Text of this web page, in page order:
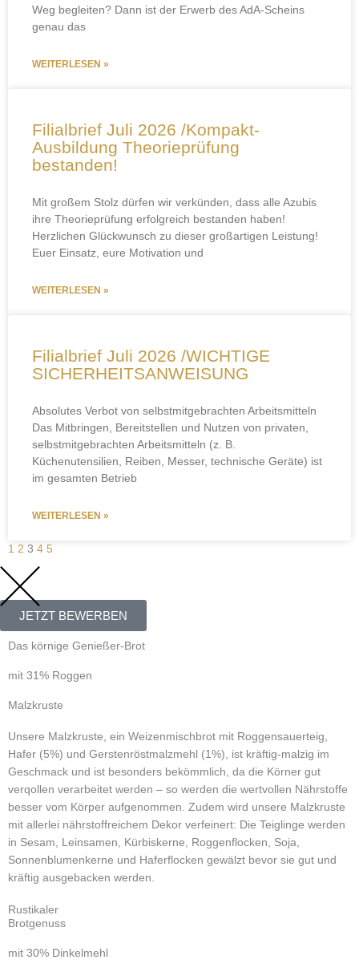
Weg begleiten? Dann ist der Erwerb des AdA-Scheins
genau das
WEITERLESEN »
Filialbrief Juli 2026 /Kompakt-
Ausbildung Theorieprüfung
bestanden!
Mit großem Stolz dürfen wir verkünden, dass alle Azubis
ihre Theorieprüfung erfolgreich bestanden haben!
Herzlichen Glückwunsch zu dieser großartigen Leistung!
Euer Einsatz, eure Motivation und
WEITERLESEN »
Filialbrief Juli 2026 /WICHTIGE
SICHERHEITSANWEISUNG
Absolutes Verbot von selbstmitgebrachten Arbeitsmitteln
Das Mitbringen, Bereitstellen und Nutzen von privaten,
selbstmitgebrachten Arbeitsmitteln (z. B.
Küchenutensilien, Reiben, Messer, technische Geräte) ist
im gesamten Betrieb
WEITERLESEN »
1 2 3 4 5
JETZT BEWERBEN
Das körnige Genießer-Brot
mit 31% Roggen
Malzkruste
Unsere Malzkruste, ein Weizenmischbrot mit Roggensauerteig,
Hafer (5%) und Gerstenröstmalzmehl (1%), ist kräftig-malzig im
Geschmack und ist besonders bekömmlich, da die Körner gut
verqollen verarbeitet werden – so werden die wertvollen Nährstoffe
besser vom Körper aufgenommen. Zudem wird unsere Malzkruste
mit allerlei nährstoffreichem Dekor verfeinert: Die Teiglinge werden
in Sesam, Leinsamen, Kürbiskerne, Roggenflocken, Soja,
Sonnenblumenkerne und Haferflocken gewälzt bevor sie gut und
kräftig ausgebacken werden.
Rustikaler
Brotgenuss
mit 30% Dinkelmehl